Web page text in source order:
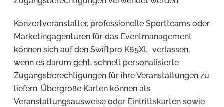
Konzertveranstalter, professionelle Sportteams oder
Marketingagenturen für das Eventmanagement
können sich auf den Swiftpro K65XL verlassen,
wenn es darum geht, schnell personalisierte
Zugangsberechtigungen für ihre Veranstaltungen zu
liefern. Übergroße Karten können als
Veranstaltungsausweise oder Eintrittskarten sowie